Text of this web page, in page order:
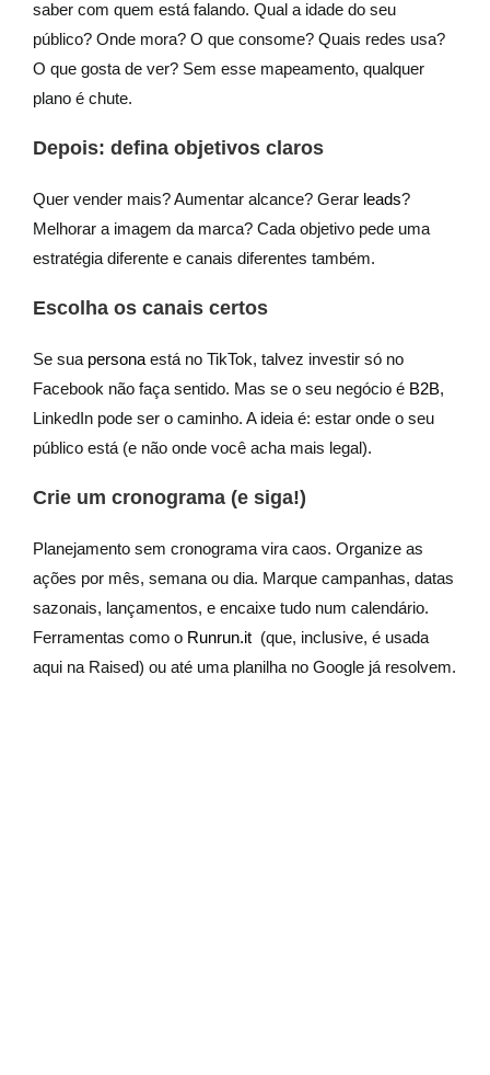
saber com quem está falando. Qual a idade do seu
público? Onde mora? O que consome? Quais redes usa?
O que gosta de ver? Sem esse mapeamento, qualquer
plano é chute.
Depois: defina objetivos claros
Quer vender mais? Aumentar alcance? Gerar leads?
Melhorar a imagem da marca? Cada objetivo pede uma
estratégia diferente e canais diferentes também.
Escolha os canais certos
Se sua persona está no TikTok, talvez investir só no
Facebook não faça sentido. Mas se o seu negócio é B2B,
LinkedIn pode ser o caminho. A ideia é: estar onde o seu
público está (e não onde você acha mais legal).
Crie um cronograma (e siga!)
Planejamento sem cronograma vira caos. Organize as
ações por mês, semana ou dia. Marque campanhas, datas
sazonais, lançamentos, e encaixe tudo num calendário.
Ferramentas como o Runrun.it (que, inclusive, é usada
aqui na Raised) ou até uma planilha no Google já resolvem.